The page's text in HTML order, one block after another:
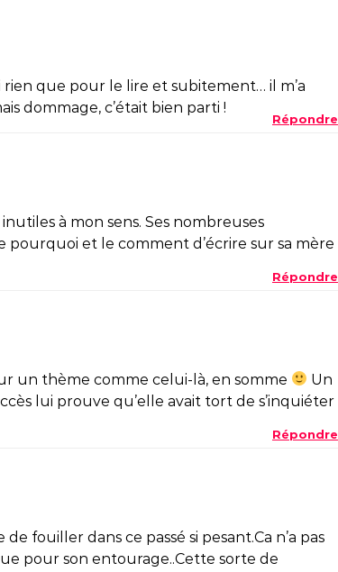
rien que pour le lire et subitement… il m’a
dommage, c’était bien parti !
Répondre
à mon sens. Ses nombreuses
et le comment d’écrire sur sa mère
Répondre
un thème comme celui-là, en somme
Un
lui prouve qu’elle avait tort de s’inquiéter
Répondre
fouiller dans ce passé si pesant.Ca n’a pas
pour son entourage..Cette sorte de